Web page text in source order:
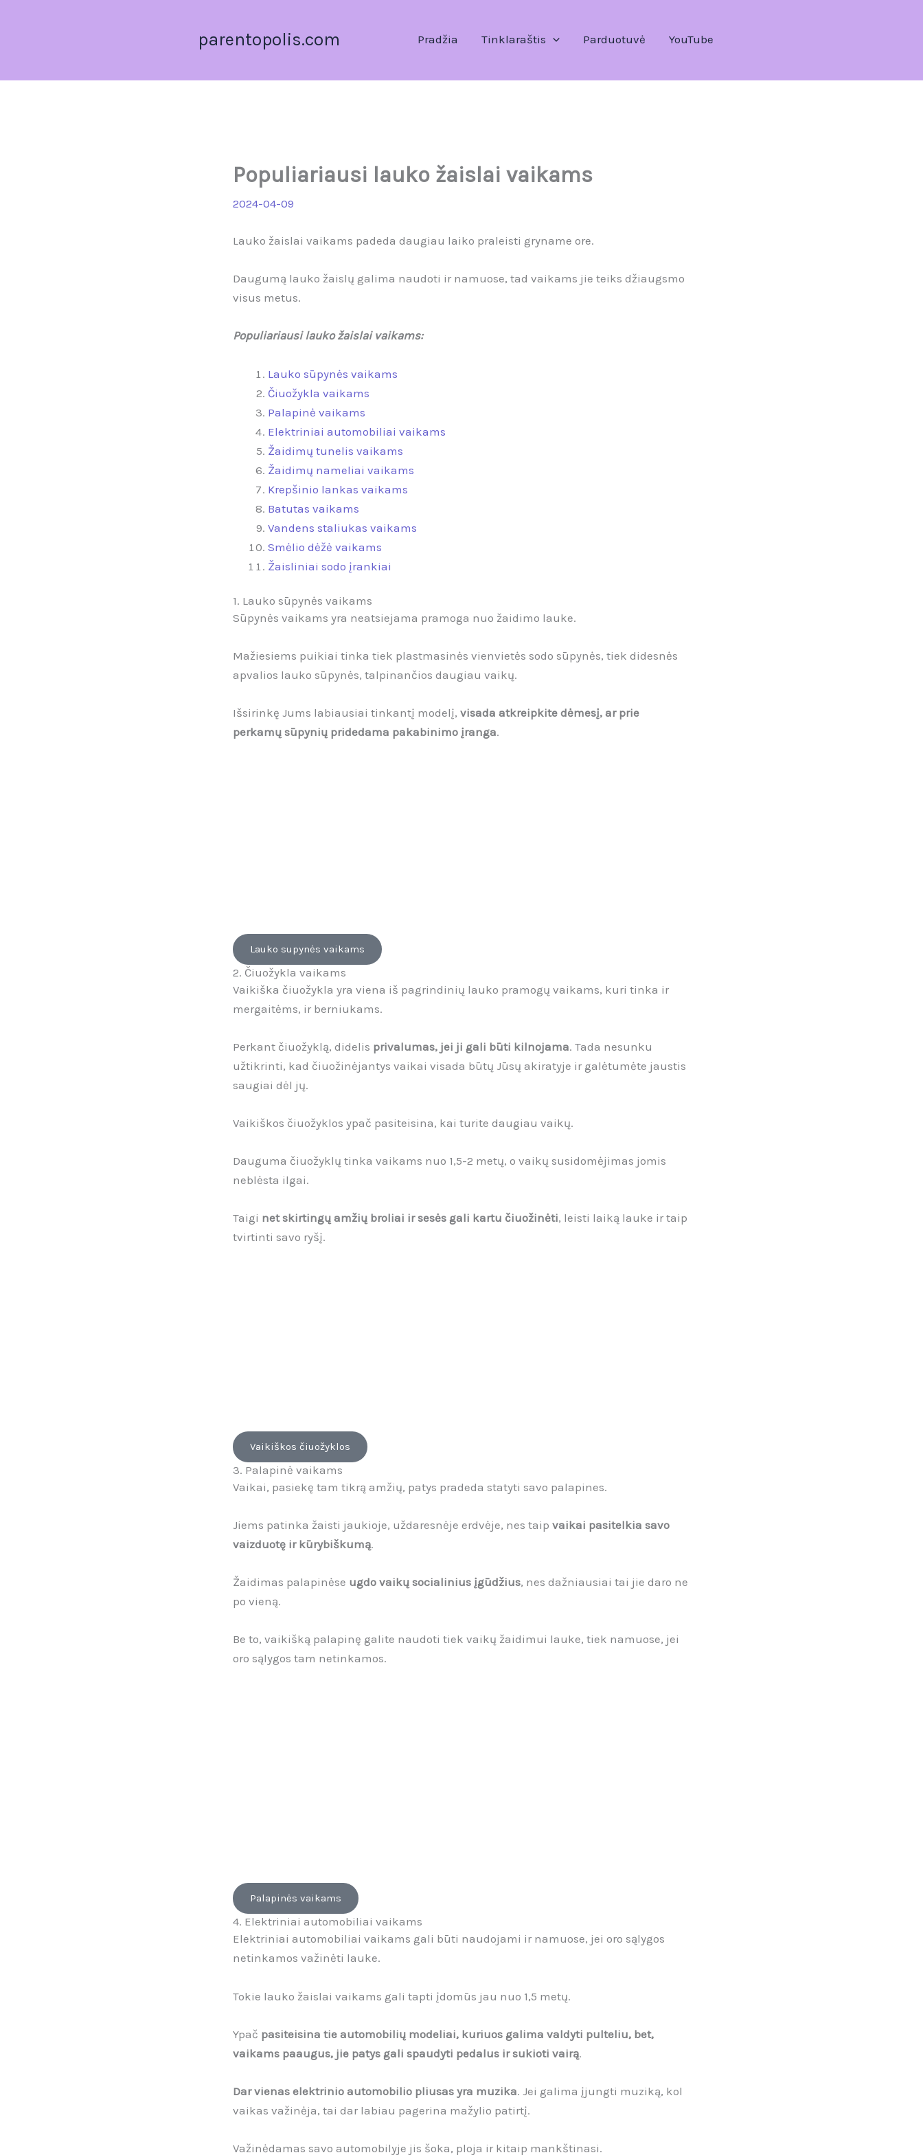
parentopolis.com Pradžia Tinklaraštis Parduotuvė YouTube
Populiariausi lauko žaislai vaikams
2024-04-09
Lauko žaislai vaikams padeda daugiau laiko praleisti gryname ore.
Daugumą lauko žaislų galima naudoti ir namuose, tad vaikams jie teiks džiaugsmo
visus metus.
Populiariausi lauko žaislai vaikams:
Lauko sūpynės vaikams
Čiuožykla vaikams
Palapinė vaikams
Elektriniai automobiliai vaikams
Žaidimų tunelis vaikams
Žaidimų nameliai vaikams
Krepšinio lankas vaikams
Batutas vaikams
Vandens staliukas vaikams
Smėlio dėžė vaikams
Žaisliniai sodo įrankiai
1. Lauko sūpynės vaikams
Sūpynės vaikams yra neatsiejama pramoga nuo žaidimo lauke.
Mažiesiems puikiai tinka tiek plastmasinės vienvietės sodo sūpynės, tiek didesnės
apvalios lauko sūpynės, talpinančios daugiau vaikų.
Išsirinkę Jums labiausiai tinkantį modelį, visada atkreipkite dėmesį, ar prie
perkamų sūpynių pridedama pakabinimo įranga.
Lauko supynės vaikams
2. Čiuožykla vaikams
Vaikiška čiuožykla yra viena iš pagrindinių lauko pramogų vaikams, kuri tinka ir
mergaitėms, ir berniukams.
Perkant čiuožyklą, didelis privalumas, jei ji gali būti kilnojama. Tada nesunku
užtikrinti, kad čiuožinėjantys vaikai visada būtų Jūsų akiratyje ir galėtumėte jaustis
saugiai dėl jų.
Vaikiškos čiuožyklos ypač pasiteisina, kai turite daugiau vaikų.
Dauguma čiuožyklų tinka vaikams nuo 1,5-2 metų, o vaikų susidomėjimas jomis
neblėsta ilgai.
Taigi net skirtingų amžių broliai ir sesės gali kartu čiuožinėti, leisti laiką lauke ir taip
tvirtinti savo ryšį.
Vaikiškos čiuožyklos
3. Palapinė vaikams
Vaikai, pasiekę tam tikrą amžių, patys pradeda statyti savo palapines.
Jiems patinka žaisti jaukioje, uždaresnėje erdvėje, nes taip vaikai pasitelkia savo
vaizduotę ir kūrybiškumą.
Žaidimas palapinėse ugdo vaikų socialinius įgūdžius, nes dažniausiai tai jie daro ne
po vieną.
Be to, vaikišką palapinę galite naudoti tiek vaikų žaidimui lauke, tiek namuose, jei
oro sąlygos tam netinkamos.
Palapinės vaikams
4. Elektriniai automobiliai vaikams
Elektriniai automobiliai vaikams gali būti naudojami ir namuose, jei oro sąlygos
netinkamos važinėti lauke.
Tokie lauko žaislai vaikams gali tapti įdomūs jau nuo 1,5 metų.
Ypač pasiteisina tie automobilių modeliai, kuriuos galima valdyti pulteliu, bet,
vaikams paaugus, jie patys gali spaudyti pedalus ir sukioti vairą.
Dar vienas elektrinio automobilio pliusas yra muzika. Jei galima įjungti muziką, kol
vaikas važinėja, tai dar labiau pagerina mažylio patirtį.
Važinėdamas savo automobilyje jis šoka, ploja ir kitaip mankštinasi.